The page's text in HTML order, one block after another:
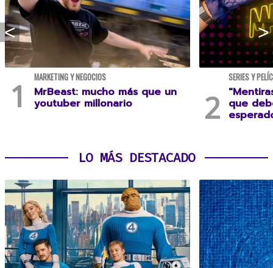
MARKETING Y NEGOCIOS
MrBeast: mucho más que un
youtuber millonario
SERIES Y
que
LO MÁS DESTACADO